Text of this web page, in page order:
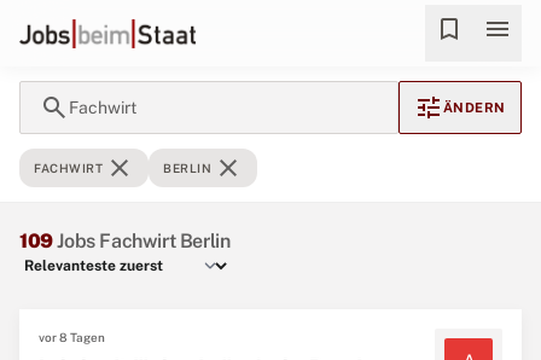
bookmark menu
search Fachwirt tune ÄNDERN
FACHWIRT close BERLIN close
109Jobs Fachwirt Berlin
vor 8 Tagen